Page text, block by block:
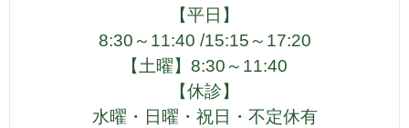
【平日】
8:30～11:40 /15:15～17:20
【土曜】 8:30～11:40
【休診】
水曜・日曜・祝日・不定休有